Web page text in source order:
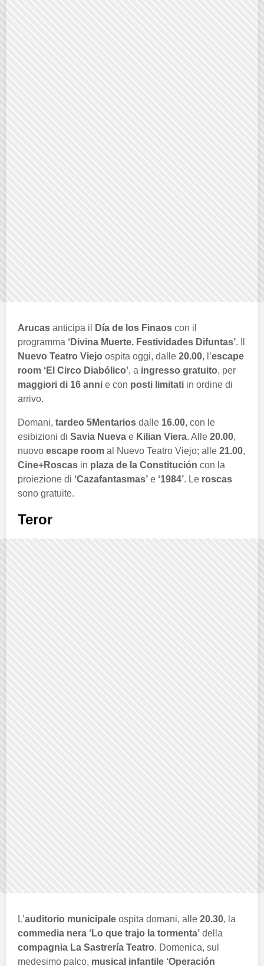
Arucas anticipa il Día de los Finaos con il
programma ‘Divina Muerte. Festividades Difuntas’. Il
Nuevo Teatro Viejo ospita oggi, dalle 20.00, l’escape
room ‘El Circo Diabólico’, a ingresso gratuito, per
maggiori di 16 anni e con posti limitati in ordine di
arrivo.
Domani, tardeo 5Mentarios dalle 16.00, con le
esibizioni di Savia Nueva e Kilian Viera. Alle 20.00,
nuovo escape room al Nuevo Teatro Viejo; alle 21.00,
Cine+Roscas in plaza de la Constitución con la
proiezione di ‘Cazafantasmas’ e ‘1984’. Le roscas
sono gratuite.
Teror
L’auditorio municipale ospita domani, alle 20.30, la
commedia nera ‘Lo que trajo la tormenta’ della
compagnia La Sastrería Teatro. Domenica, sul
medesimo palco, musical infantile ‘Operación